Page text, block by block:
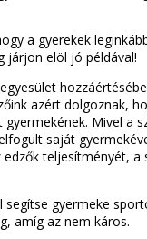
a gyerekek
járjon elöl jó példával!
azért dolgoznak,
Mivel a
saját
edzők teljesítményét, a
segítse gyermeke
amíg az nem káros.